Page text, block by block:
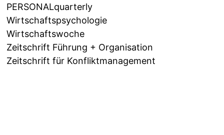
PERSONALquarterly
Wirtschaftspsychologie
Wirtschaftswoche
Zeitschrift Führung + Organisation
Zeitschrift für Konfliktmanagement